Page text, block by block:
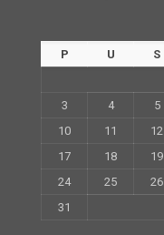
P U S
3
4 5
10
11 12
17
18 19
24
25 26
31